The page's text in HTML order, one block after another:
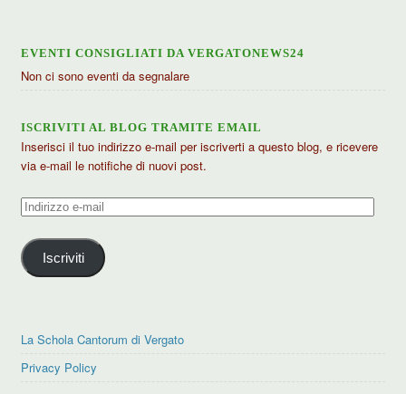
EVENTI CONSIGLIATI DA VERGATONEWS24
Non ci sono eventi da segnalare
ISCRIVITI AL BLOG TRAMITE EMAIL
Inserisci il tuo indirizzo e-mail per iscriverti a questo blog, e ricevere
via e-mail le notifiche di nuovi post.
Indirizzo
mail
Iscriviti
La Schola Cantorum di Vergato
Privacy Policy